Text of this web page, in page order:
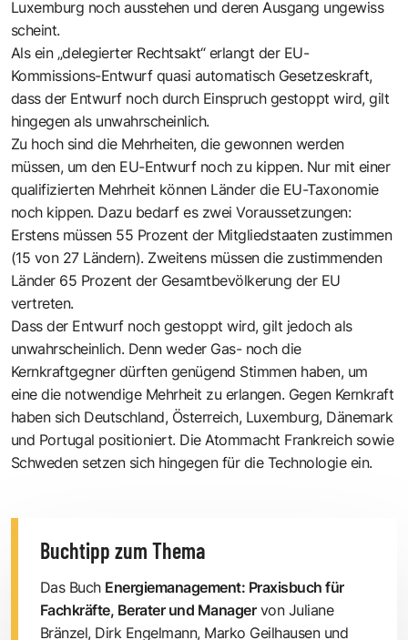
Luxemburg noch ausstehen und deren Ausgang ungewiss
scheint.
Als ein „delegierter Rechtsakt“ erlangt der EU-
Kommissions-Entwurf quasi automatisch Gesetzeskraft,
dass der Entwurf noch durch Einspruch gestoppt wird, gilt
hingegen als unwahrscheinlich.
Zu hoch sind die Mehrheiten, die gewonnen werden
müssen, um den EU-Entwurf noch zu kippen. Nur mit einer
qualifizierten Mehrheit können Länder die EU-Taxonomie
noch kippen. Dazu bedarf es zwei Voraussetzungen:
Erstens müssen 55 Prozent der Mitgliedstaaten zustimmen
(15 von 27 Ländern). Zweitens müssen die zustimmenden
Länder 65 Prozent der Gesamtbevölkerung der EU
vertreten.
Dass der Entwurf noch gestoppt wird, gilt jedoch als
unwahrscheinlich. Denn weder Gas- noch die
Kernkraftgegner dürften genügend Stimmen haben, um
eine die notwendige Mehrheit zu erlangen. Gegen Kernkraft
haben sich Deutschland, Österreich, Luxemburg, Dänemark
und Portugal positioniert. Die Atommacht Frankreich sowie
Schweden setzen sich hingegen für die Technologie ein.
Buchtipp zum Thema
Das Buch Energiemanagement: Praxisbuch für
Fachkräfte, Berater und Managervon Juliane
Bränzel, Dirk Engelmann, Marko Geilhausen und